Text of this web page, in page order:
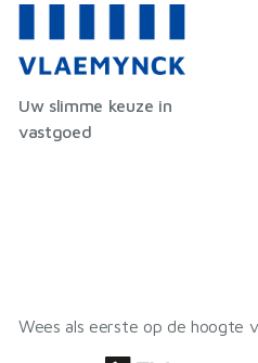
Uw slimme keuze in
vastgoed
Wees als eerste op de hoogte